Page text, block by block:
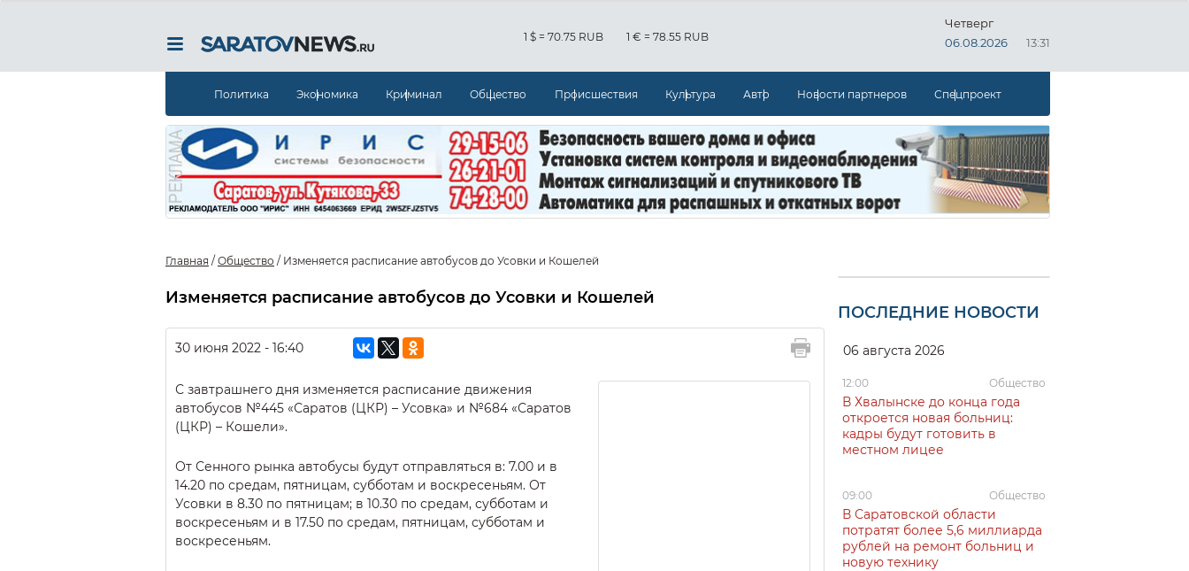
1 $ = 70.75 RUB 1 € = 78.55 RUB
Четверг
06.08.2026
13:31
Политика Экономика Криминал Общество Происшествия Культура Авто Новости партнеров Спецпроект
Главная / Общество / Изменяется расписание автобусов до Усовки и Кошелей
Изменяется расписание автобусов до Усовки и Кошелей
30 июня 2022 - 16:40
С завтрашнего дня изменяется расписание движения
автобусов №445 «Саратов (ЦКР) – Усовка» и №684 «Саратов
(ЦКР) – Кошели».
От Сенного рынка автобусы будут отправляться в: 7.00 и в
14.20 по средам, пятницам, субботам и воскресеньям. От
Усовки в 8.30 по пятницам; в 10.30 по средам, субботам и
воскресеньям и в 17.50 по средам, пятницам, субботам и
воскресеньям.
ПОСЛЕДНИЕ НОВОСТИ
06 августа 2026
12:00 Общество
В Хвалынске до конца года
откроется новая больниц:
кадры будут готовить в
местном лицее
09:00 Общество
В Саратовской области
потратят более 5,6 миллиарда
рублей на ремонт больниц и
новую технику